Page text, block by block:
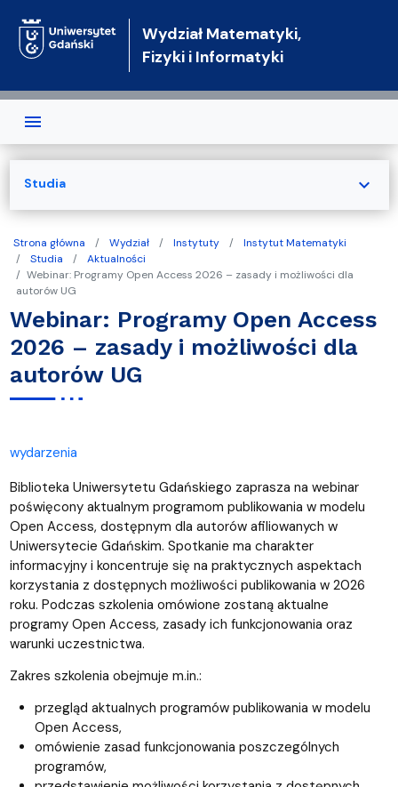
Wydział Matematyki,
Fizyki i Informatyki
Strona główna Wydział Instytuty
Instytut Matematyki
Studia
Aktualności
Webinar: Programy Open Access 2026 – zasady i możliwości dla
autorów UG
Webinar: Programy Open Access
2026 – zasady i możliwości dla
autorów UG
wydarzenia
Biblioteka Uniwersytetu Gdańskiego zaprasza na webinar
poświęcony aktualnym programom publikowania w modelu
Open Access, dostępnym dla autorów afiliowanych w
Uniwersytecie Gdańskim. Spotkanie ma charakter
informacyjny i koncentruje się na praktycznych aspektach
korzystania z dostępnych możliwości publikowania w 2026
roku. Podczas szkolenia omówione zostaną aktualne
programy Open Access, zasady ich funkcjonowania oraz
warunki uczestnictwa.
Zakres szkolenia obejmuje m.in.:
przegląd aktualnych programów publikowania w modelu
Open Access,
omówienie zasad funkcjonowania poszczególnych
programów,
Studia expand_more